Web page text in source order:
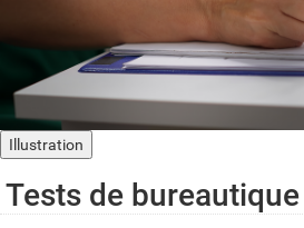
Illustration
Tests de bureautique